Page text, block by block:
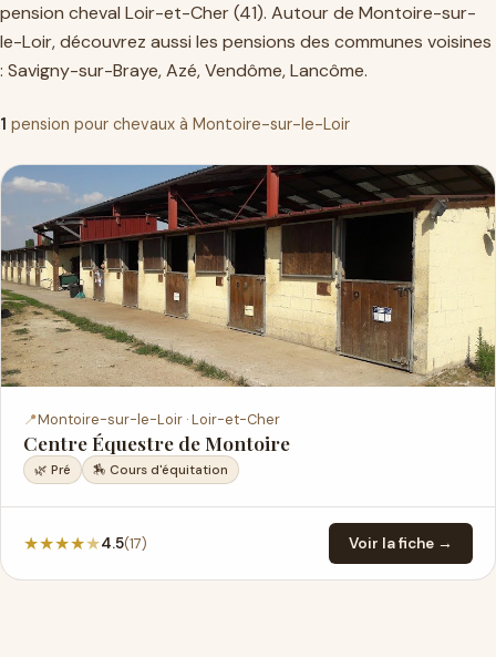
pension cheval Loir-et-Cher (41). Autour de Montoire-sur-
le-Loir, découvrez aussi les pensions des communes voisines
: Savigny-sur-Braye,Azé,Vendôme,Lancôme.
1 pension pour chevaux à Montoire-sur-le-Loir
📍Montoire-sur-le-Loir · Loir-et-Cher
Centre Équestre de Montoire
🌿 Pré 🏇 Cours d'équitation
★★★★★4.5(17) Voir la fiche →